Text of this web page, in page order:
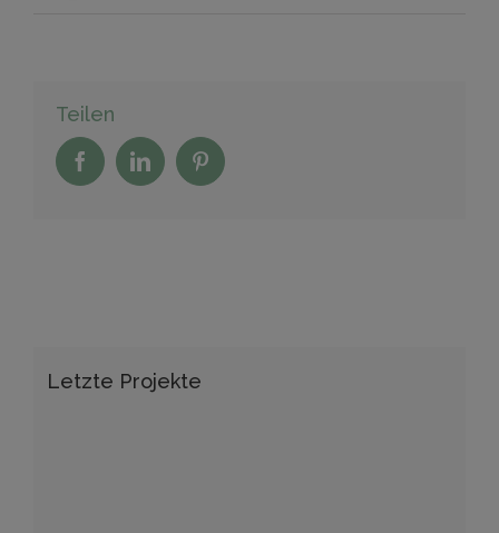
Teilen
FacebookLinkedin Pinterest
Letzte Projekte